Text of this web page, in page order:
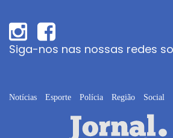
Siga-nos nas nossas redes
Notícias Esporte Polícia Região Social